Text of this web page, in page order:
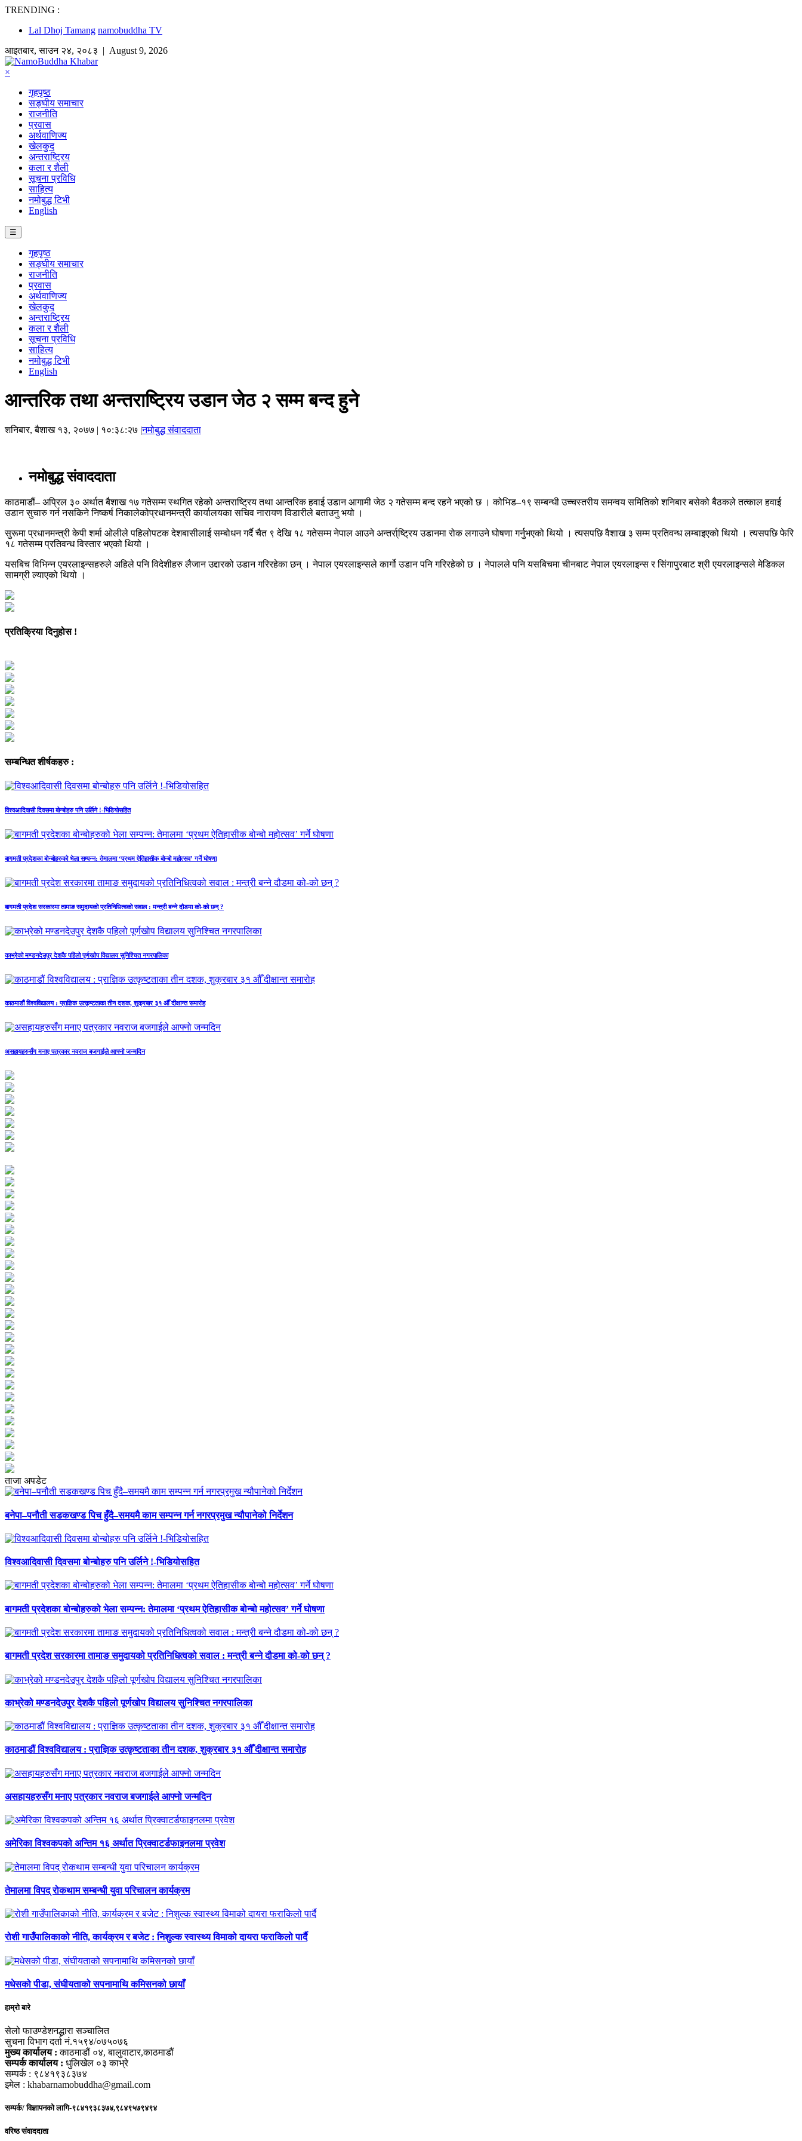
TRENDING :
Lal Dhoj Tamang namobuddha TV
आइतबार,साउन २४, २०८३ | August 9, 2026
×
गृहपृष्ठ
सङ्घीय समाचार
राजनीति
प्रवास
अर्थवाणिज्य
खेलकुद
अन्तराष्ट्रिय
कला र शैली
सूचना प्रविधि
साहित्य
नमोबुद्ध टिभी
English
☰
गृहपृष्ठ
सङ्घीय समाचार
राजनीति
प्रवास
अर्थवाणिज्य
खेलकुद
अन्तराष्ट्रिय
कला र शैली
सूचना प्रविधि
साहित्य
नमोबुद्ध टिभी
English
आन्तरिक तथा अन्तराष्ट्रिय उडान जेठ २ सम्म बन्द हुने
शनिबार, बैशाख १३, २०७७ | १०:३८:२७ |नमोबुद्ध संवाददाता
नमोबुद्ध संवाददाता
काठमाडौं– अप्रिल ३० अर्थात बैशाख १७ गतेसम्म स्थगित रहेको अन्तराष्ट्रिय तथा आन्तरिक हवाई उडान आगामी जेठ २ गतेसम्म बन्द रहने भएको छ । कोभिड–१९ सम्बन्धी उच्चस्तरीय समन्वय समितिको शनिबार बसेको बैठकले तत्काल हवाई
उडान सुचारु गर्न नसकिने निष्कर्ष निकालेकोप्रधानमन्त्री कार्यालयका सचिव नारायण विडारीले बताउनु भयो ।
सुरूमा प्रधानमन्त्री केपी शर्मा ओलीले पहिलोपटक देशबासीलाई सम्बोधन गर्दै चैत ९ देखि १८ गतेसम्म नेपाल आउने अन्तर्रा्ष्ट्रिय उडानमा रोक लगाउने घोषणा गर्नुभएको थियो । त्यसपछि वैशाख ३ सम्म प्रतिवन्ध लम्बाइएको थियो । त्यसपछि फेरि
१८ गतेसम्म प्रतिवन्ध विस्तार भएको थियो ।
यसबिच विभिन्न एयरलाइन्सहरुले अहिले पनि विदेशीहरु लैजान उद्दारको उडान गरिरहेका छन् । नेपाल एयरलाइन्सले कार्गो उडान पनि गरिरहेको छ । नेपालले पनि यसबिचमा चीनबाट नेपाल एयरलाइन्स र सिंगापुरबाट श्री एयरलाइन्सले मेडिकल
सामग्री ल्याएको थियो ।
प्रतिक्रिया दिनुहोस !
सम्बन्धित शीर्षकहरु :
विश्वआदिवासी दिवसमा बोन्बोहरु पनि उर्लिने !-भिडियोसहित
बागमती प्रदेशका बोन्बोहरुको भेला सम्पन्न: तेमालमा ‘प्रथम ऐतिहासीक बोन्बो महोत्सव’ गर्ने घोषणा
बागमती प्रदेश सरकारमा तामाङ समुदायको प्रतिनिधित्वको सवाल : मन्त्री बन्ने दौडमा को‐को छन् ?
काभ्रेको मण्डनदेउपुर देशकै पहिलो पूर्णखोप विद्यालय सुनिश्चित नगरपालिका
काठमाडौं विश्वविद्यालय : प्राज्ञिक उत्कृष्टताका तीन दशक, शुक्रबार ३१ औँ दीक्षान्त समारोह
असहायहरुसँग मनाए पत्रकार नवराज बजगाईले आफ्नो जन्मदिन
ताजा अपडेट
बनेपा–पनौती सडकखण्ड पिच हुँदै–समयमै काम सम्पन्न गर्न नगरप्रमुख न्यौपानेको निर्देशन
विश्वआदिवासी दिवसमा बोन्बोहरु पनि उर्लिने !-भिडियोसहित
बागमती प्रदेशका बोन्बोहरुको भेला सम्पन्न: तेमालमा ‘प्रथम ऐतिहासीक बोन्बो महोत्सव’ गर्ने घोषणा
बागमती प्रदेश सरकारमा तामाङ समुदायको प्रतिनिधित्वको सवाल : मन्त्री बन्ने दौडमा को‐को छन् ?
काभ्रेको मण्डनदेउपुर देशकै पहिलो पूर्णखोप विद्यालय सुनिश्चित नगरपालिका
काठमाडौं विश्वविद्यालय : प्राज्ञिक उत्कृष्टताका तीन दशक, शुक्रबार ३१ औँ दीक्षान्त समारोह
असहायहरुसँग मनाए पत्रकार नवराज बजगाईले आफ्नो जन्मदिन
अमेरिका विश्वकपको अन्तिम १६ अर्थात प्रिक्वाटर्डफाइनलमा प्रवेश
तेमालमा विपद् रोकथाम सम्बन्धी युवा परिचालन कार्यक्रम
रोशी गाउँपालिकाको नीति, कार्यक्रम र बजेट : निशुल्क स्वास्थ्य विमाको दायरा फराकिलो पार्दै
मधेसको पीडा, संघीयताको सपनामाथि कमिसनको छायाँ
हाम्रो बारे
सेलो फाउण्डेशनद्धारा सञ्चालित
सुचना विभाग दर्ता नं.१५९४/०७५०७६
मुख्य कार्यालय : काठमाडौं ०४, बालुवाटार,काठमाडौं
सम्पर्क कार्यालय : धुलिखेल ०३ काभ्रे
सम्पर्क : ९८४१९३८३७४
इमेल : khabarnamobuddha@gmail.com
सम्पर्क/ विज्ञापनको लागि-९८४१९३८३७४,९८४९५७९४९४
वरिष्ठ संवाददाता